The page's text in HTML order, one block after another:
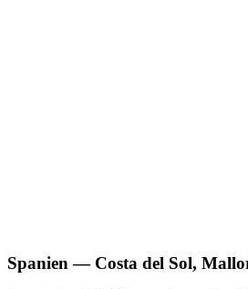
Spanien — Costa del Sol,